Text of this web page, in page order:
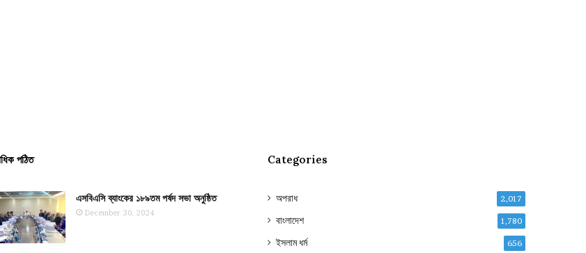
পঠিত
এসবিএসি ব্যাংকের ১৮৯তম পর্ষদ সভা অনুষ্ঠিত
December 30, 2024
Categories
অপরাধ 2,017
বাংলাদেশ 1,780
ইসলাম ধর্ম 656